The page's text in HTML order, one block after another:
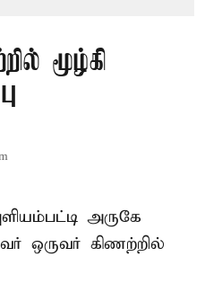
மூழ்கி
அருகே
ஒருவர் கிணற்றில்